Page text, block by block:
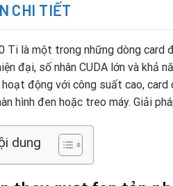
CHI TIẾT
Ti là một trong những dòng card
đại, số nhân CUDA lớn và khả
hoạt động với công suất cao,
hình đen hoặc treo máy. Giải
dung